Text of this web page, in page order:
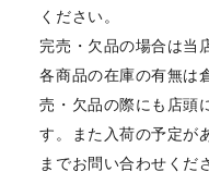
ください。
完売・欠品の場合は当
各商品の在庫の有無は
売・欠品の際にも店頭
す。また入荷の予定が
までお問い合わせくだ